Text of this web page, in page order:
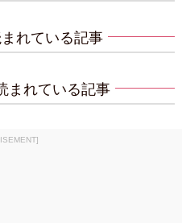
まれている記事
まれている記事